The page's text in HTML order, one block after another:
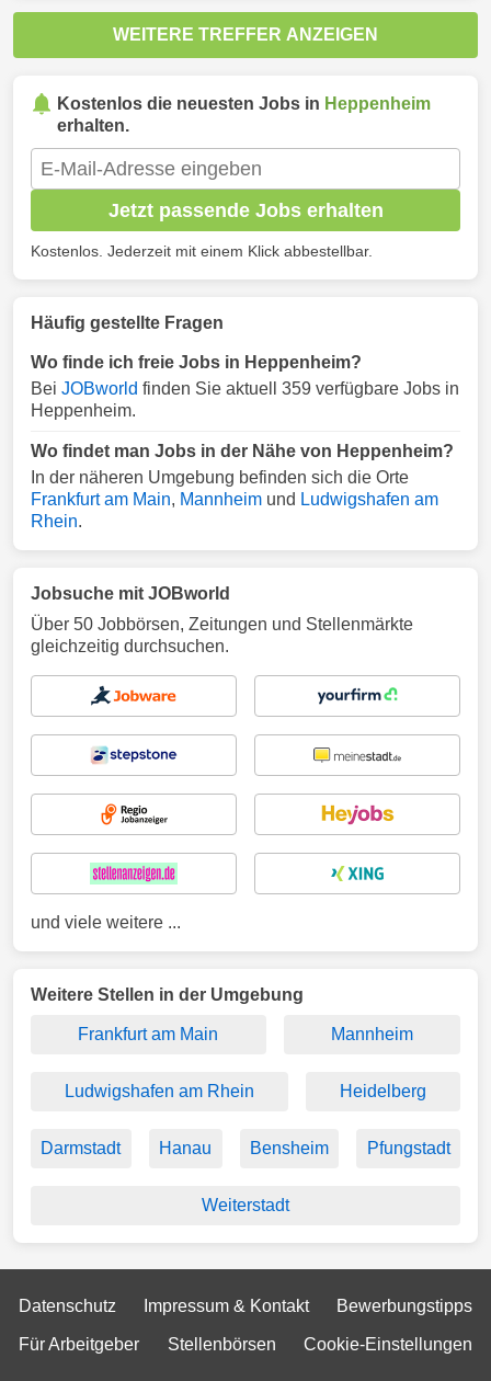
WEITERE TREFFER ANZEIGEN
Kostenlos die neuesten Jobs in Heppenheim
erhalten.
Jetzt passende Jobs erhalten
Kostenlos. Jederzeit mit einem Klick abbestellbar.
Häufig gestellte Fragen
Wo finde ich freie Jobs in Heppenheim?
Bei JOBworld finden Sie aktuell 359 verfügbare Jobs in
Heppenheim.
Wo findet man Jobs in der Nähe von Heppenheim?
In der näheren Umgebung befinden sich die Orte
Frankfurt am Main, Mannheim und Ludwigshafen am
Rhein.
Jobsuche mit JOBworld
Über 50 Jobbörsen, Zeitungen und Stellenmärkte
gleichzeitig durchsuchen.
und viele weitere ...
Weitere Stellen in der Umgebung
Frankfurt am Main Mannheim
Ludwigshafen am Rhein Heidelberg
Darmstadt Hanau Bensheim Pfungstadt
Weiterstadt
Datenschutz Impressum & Kontakt Bewerbungstipps
Für Arbeitgeber Stellenbörsen Cookie-Einstellungen